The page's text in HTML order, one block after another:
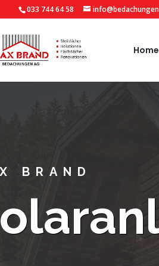
033 744 64 58
Home
BRAND